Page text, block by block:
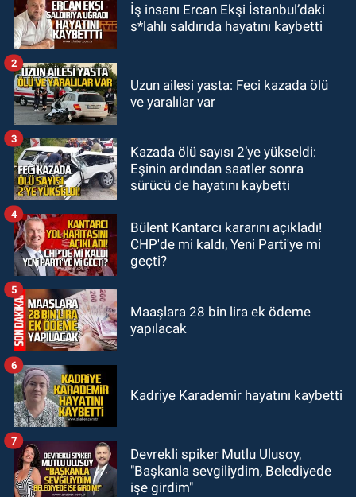
10:01Yeni Parti'de yönetim krizi.
14 üyeden ortak bildiri.
09:47Yeni Parti Kdz. Ereğli'de
KARABÜK
09:30
coşkuda buluştu.
İş insanı Ercan Ekşi İstanbul’daki
s*lahlı saldırıda hayatını kaybetti
Uzun ailesi yasta: Feci kazada ölü
ve yaralılar var
2
Kazada ölü sayısı 2’ye yükseldi:
Eşinin ardından saatler sonra
sürücü de hayatını kaybetti
3
Bülent Kantarcı kararını açıkladı!
CHP'de mi kaldı, Yeni Parti'ye mi
geçti?
4
Maaşlara 28 bin lira ek ödeme
yapılacak
5
Kadriye Karademir hayatını kaybetti
6
Devrekli spiker Mutlu Ulusoy,
"Başkanla sevgiliydim, Belediyede
işe girdim"
7